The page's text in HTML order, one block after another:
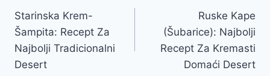
navigation
Starinska Krem-
Šampita: Recept Za
Najbolji Tradicionalni
Desert
Ruske Kape
(Šubarice): Najbolji
Recept Za Kremasti
Domaći Desert